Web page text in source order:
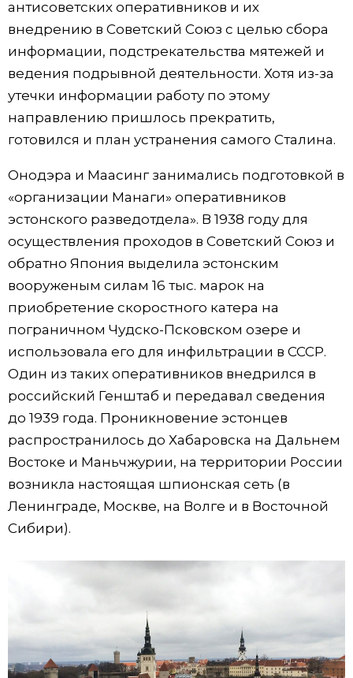
антисоветских оперативников и их
внедрению в Советский Союз с целью сбора
информации, подстрекательства мятежей и
ведения подрывной деятельности. Хотя из-за
утечки информации работу по этому
направлению пришлось прекратить,
готовился и план устранения самого Сталина.
Онодэра и Маасинг занимались подготовкой в
«организации Манаги» оперативников
эстонского разведотдела». В 1938 году для
осуществления проходов в Советский Союз и
обратно Япония выделила эстонским
вооруженым силам 16 тыс. марок на
приобретение скоростного катера на
пограничном Чудско-Псковском озере и
использовала его для инфильтрации в СССР.
Один из таких оперативников внедрился в
российский Генштаб и передавал сведения
до 1939 года. Проникновение эстонцев
распространилось до Хабаровска на Дальнем
Востоке и Маньчжурии, на территории России
возникла настоящая шпионская сеть (в
Ленинграде, Москве, на Волге и в Восточной
Сибири).